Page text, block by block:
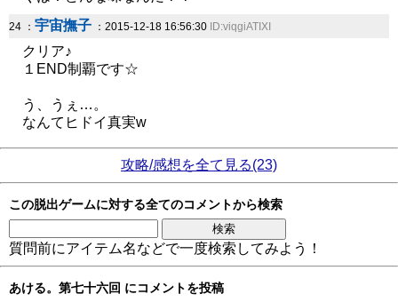
24 ： 宇宙撫子 ：2015-12-18 16:56:30 ID:viqgiATIXI
クリア♪
１END制覇です☆
う、うぇ…。
なんてヒドイ真実w
攻略/感想を全て見る(23)
この脱出ゲームに対する全てのコメントから検索
質問前にアイテム名などで一度検索してみよう！
あける。第七十六回 にコメントを投稿